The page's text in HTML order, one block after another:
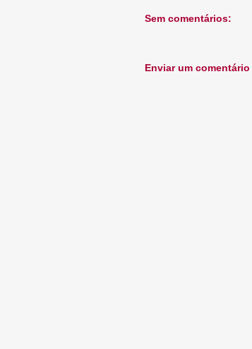
Sem comentários:
Enviar um comentário